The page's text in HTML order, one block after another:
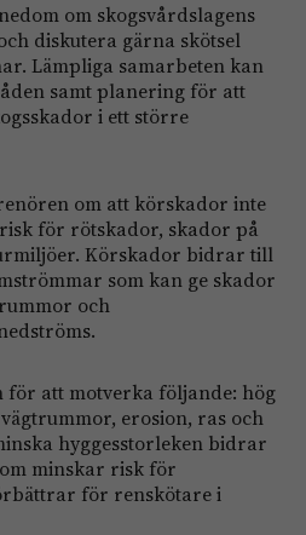
om skogsvårdslagens
diskutera gärna skötsel
Lämpliga samarbeten kan
samt planering för att
i ett större
om att körskador inte
för rötskador, skador på
Körskador bidrar till
som kan ge skador
och
för att motverka följande: hög
erosion, ras och
hyggesstorleken bidrar
minskar risk för
för renskötare i